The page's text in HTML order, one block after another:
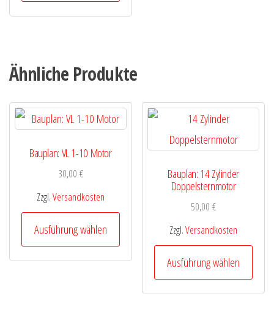
weist
auf.
Die
Optionen
werden
Ähnliche Produkte
Bauplan: VL 1-10 Motor
30,00 €
Zzgl.Versandkosten
Ausführung wählen
Dieses
weist
Bauplan: 14 Zylinder
Doppelsternmotor
50,00€
Zzgl.Versandkosten
Ausführung wählen
weist